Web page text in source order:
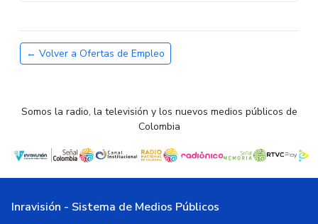
← Volver a Ofertas de Empleo
Somos la radio, la televisión y los nuevos medios públicos de
Colombia
Inravisión - Sistema de Medios Públicos